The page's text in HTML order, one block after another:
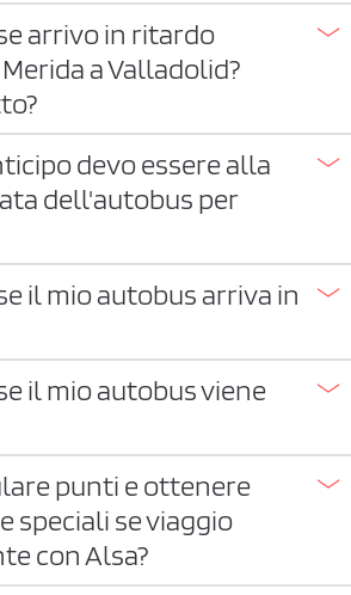
arrivo in ritardo
a Valladolid?
devo essere alla
dell'autobus per
il mio autobus arriva in
il mio autobus viene
punti e ottenere
speciali se viaggio
con Alsa?